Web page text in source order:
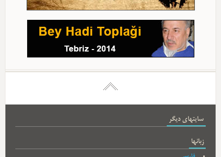
سایتهای دیگر
زبانها